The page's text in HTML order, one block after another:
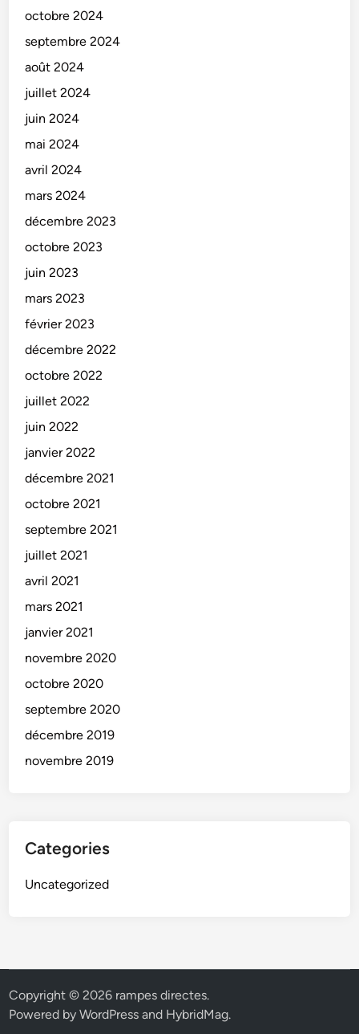
octobre 2024
septembre 2024
août 2024
juillet 2024
juin 2024
mai 2024
avril 2024
mars 2024
décembre 2023
octobre 2023
juin 2023
mars 2023
février 2023
décembre 2022
octobre 2022
juillet 2022
juin 2022
janvier 2022
décembre 2021
octobre 2021
septembre 2021
juillet 2021
avril 2021
mars 2021
janvier 2021
novembre 2020
octobre 2020
septembre 2020
décembre 2019
novembre 2019
Categories
Uncategorized
Copyright © 2026 rampes directes.
Powered byWordPress and HybridMag.